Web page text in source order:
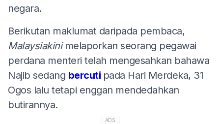
negara.
Berikutan maklumat daripada pembaca,
Malaysiakini melaporkan seorang pegawai
perdana menteri telah mengesahkan bahawa
Najib sedang bercuti pada Hari Merdeka, 31
Ogos lalu tetapi enggan mendedahkan
butirannya.
ADS